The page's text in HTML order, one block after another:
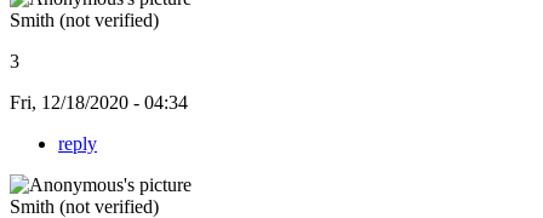
Smith (not verified)
3
Fri, 12/18/2020 - 04:34
reply
Smith (not verified)